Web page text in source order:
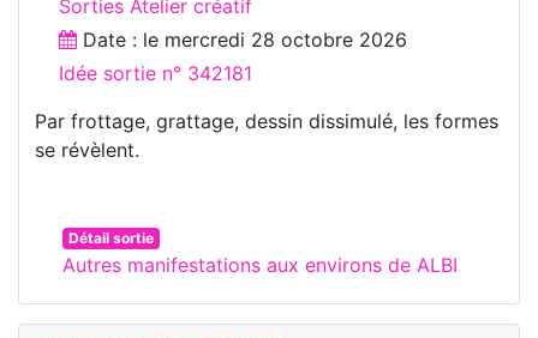
Sorties Atelier créatif
Date : le mercredi 28 octobre 2026
Idée sortie n° 342181
Par frottage, grattage, dessin dissimulé, les formes
se révèlent.
Détail sortie
Autres manifestations aux environs de ALBI